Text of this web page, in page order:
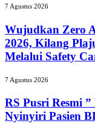
Polisi
dan
Wabup
OKUS
Ikuti
Jalan
Senam
Wujudkan
Accident
Selama
Pit
Stop
II
Kilang
Plaju
7 Agustus 2026
Wujudkan Zero
2026, Kilang
Melalui Safety
RS
Resmi
”
Pecat
7 Agustus 2026
RS Pusri Resmi
Nyinyiri Pasien